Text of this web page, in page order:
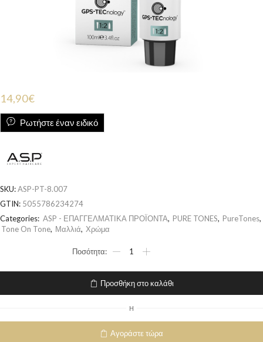
14,90€
Ρωτήστε έναν ειδικό
SKU:ASP-PT-8.007
GTIN: 5055786234274
Categories: ASP - ΕΠΑΓΓΕΛΜΑΤΙΚΑ ΠΡΟΪΟΝΤΑ, PURE TONES, PureTones,
Tone On Tone, Μαλλιά, Χρώμα
Προσθήκη στο καλάθι
H
Αγοράστε τώρα